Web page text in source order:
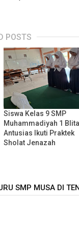
POSTS
Siswa Kelas 9 SMP
Muhammadiyah 1
Antusias Ikuti Praktek
Sholat Jenazah
SMP MUSA DI